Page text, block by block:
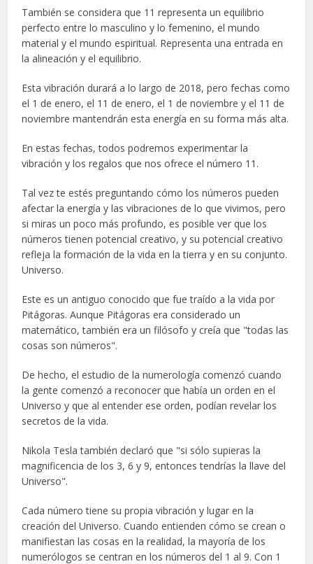
También se considera que 11 representa un equilibrio
perfecto entre lo masculino y lo femenino, el mundo
material y el mundo espiritual. Representa una entrada en
la alineación y el equilibrio.
Esta vibración durará a lo largo de 2018, pero fechas como
el 1 de enero, el 11 de enero, el 1 de noviembre y el 11 de
noviembre mantendrán esta energía en su forma más alta.
En estas fechas, todos podremos experimentar la
vibración y los regalos que nos ofrece el número 11.
Tal vez te estés preguntando cómo los números pueden
afectar la energía y las vibraciones de lo que vivimos, pero
si miras un poco más profundo, es posible ver que los
números tienen potencial creativo, y su potencial creativo
refleja la formación de la vida en la tierra y en su conjunto.
Universo.
Este es un antiguo conocido que fue traído a la vida por
Pitágoras. Aunque Pitágoras era considerado un
matemático, también era un filósofo y creía que "todas las
cosas son números".
De hecho, el estudio de la numerología comenzó cuando
la gente comenzó a reconocer que había un orden en el
Universo y que al entender ese orden, podían revelar los
secretos de la vida.
Nikola Tesla también declaró que "si sólo supieras la
magnificencia de los 3, 6 y 9, entonces tendrías la llave del
Universo".
Cada número tiene su propia vibración y lugar en la
creación del Universo. Cuando entienden cómo se crean o
manifiestan las cosas en la realidad, la mayoría de los
numerólogos se centran en los números del 1 al 9. Con 1